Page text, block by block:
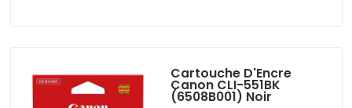
Cartouche D'Encre
Canon CLI-551BK
(6508B001) Noir